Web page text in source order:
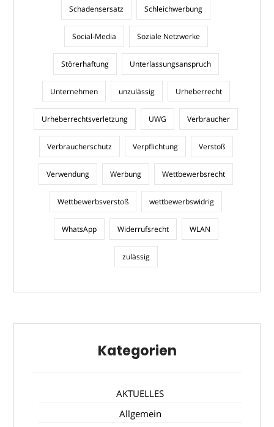
Schadensersatz Schleichwerbung
Social-Media Soziale Netzwerke
Störerhaftung Unterlassungsanspruch
Unternehmen unzulässig Urheberrecht
Urheberrechtsverletzung UWG Verbraucher
Verbraucherschutz Verpflichtung Verstoß
Verwendung Werbung Wettbewerbsrecht
Wettbewerbsverstoß wettbewerbswidrig
WhatsApp Widerrufsrecht WLAN
zulässig
Kategorien
AKTUELLES
Allgemein